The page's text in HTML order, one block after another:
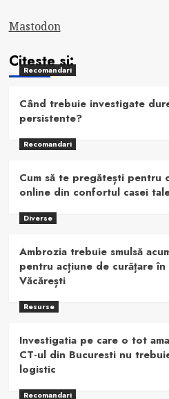
Mastodon
Citeste si:
Recomandari
Când trebuie investigate
persistente?
Recomandari
Cum să te pregătești pentru
online din confortul casei
Diverse
Ambrozia trebuie smulsă
pentru acțiune de curățare în
Văcărești
Resurse
Investigatia pe care o tot
CT-ul din Bucuresti nu
logistic
Recomandari